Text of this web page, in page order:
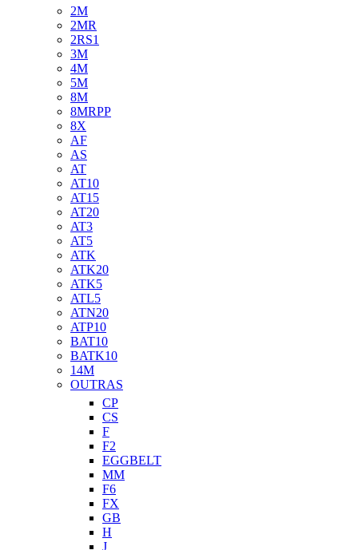
2M
2MR
2RS1
3M
4M
5M
8M
8MRPP
8X
AF
AS
AT
AT10
AT15
AT20
AT3
AT5
ATK
ATK20
ATK5
ATL5
ATN20
ATP10
BAT10
BATK10
14M
OUTRAS
CP
CS
F
F2
EGGBELT
MM
F6
FX
GB
H
J